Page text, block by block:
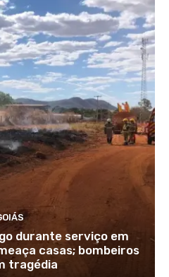
durante serviço em
casas; bombeiros
tragédia